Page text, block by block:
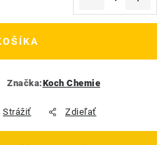
Značka:Koch Chemie
Strážiť Zdieľať